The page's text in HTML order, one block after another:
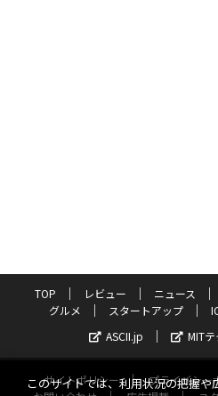
TOP レビュー ニュース
グルメ
スタートアップ
ASCII.jp
MIT
サイトポリシー プライバシー
このサイトでは、利用状況の把握や